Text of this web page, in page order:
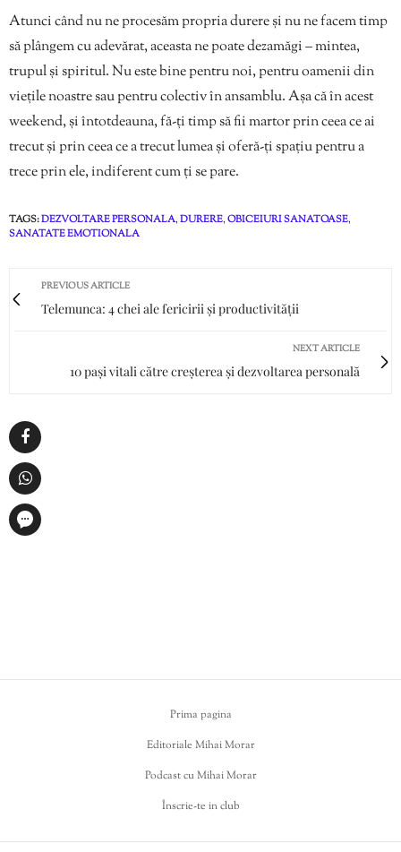
Atunci când nu ne procesăm propria durere și nu ne facem timp
să plângem cu adevărat, aceasta ne poate dezamăgi – mintea,
trupul și spiritul. Nu este bine pentru noi, pentru oamenii din
viețile noastre sau pentru colectiv în ansamblu. Așa că în acest
weekend, și întotdeauna, fă-ți timp să fii martor prin ceea ce ai
trecut și prin ceea ce a trecut lumea și oferă-ți spațiu pentru a
trece prin ele, indiferent cum ți se pare.
TAGS:DEZVOLTARE PERSONALA,DURERE,OBICEIURI SANATOASE,
SANATATE EMOTIONALA
PREVIOUS ARTICLE
Telemunca: 4 chei ale fericirii și productivității
NEXT ARTICLE
10 pași vitali către creșterea și dezvoltarea personală
Prima pagina
Editoriale Mihai Morar
Podcast cu Mihai Morar
Înscrie-te in club